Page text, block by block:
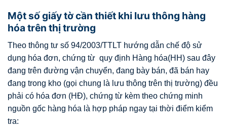
Một số giấy tờ cần thiết khi lưu thông hàng
hóa trên thị trường
Theo thông tư số 94/2003/TTLT hướng dẫn chế độ sử
dụng hóa đơn, chứng từ quy định Hàng hóa(HH) sau đây
đang trên đường vận chuyển, đang bày bán, đã bán hay
đang trong kho (gọi chung là lưu thông trên thị trường) đều
phải có hóa đơn (HĐ), chứng từ kèm theo chứng minh
nguồn gốc hàng hóa là hợp pháp ngay tại thời điểm kiểm
tra: